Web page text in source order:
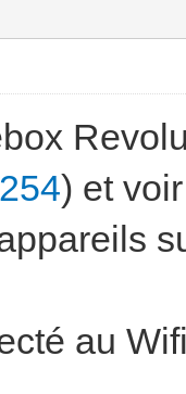
) et
au